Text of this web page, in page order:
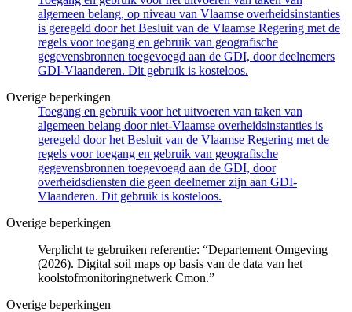
algemeen belang, op niveau van Vlaamse overheidsinstanties
is geregeld door het Besluit van de Vlaamse Regering met de
regels voor toegang en gebruik van geografische
gegevensbronnen toegevoegd aan de GDI, door deelnemers
GDI-Vlaanderen. Dit gebruik is kosteloos.
Overige beperkingen
Toegang en gebruik voor het uitvoeren van taken van
algemeen belang door niet-Vlaamse overheidsinstanties is
geregeld door het Besluit van de Vlaamse Regering met de
regels voor toegang en gebruik van geografische
gegevensbronnen toegevoegd aan de GDI, door
overheidsdiensten die geen deelnemer zijn aan GDI-
Vlaanderen. Dit gebruik is kosteloos.
Overige beperkingen
Verplicht te gebruiken referentie: “Departement Omgeving
(2026). Digital soil maps op basis van de data van het
koolstofmonitoringnetwerk Cmon.”
Overige beperkingen